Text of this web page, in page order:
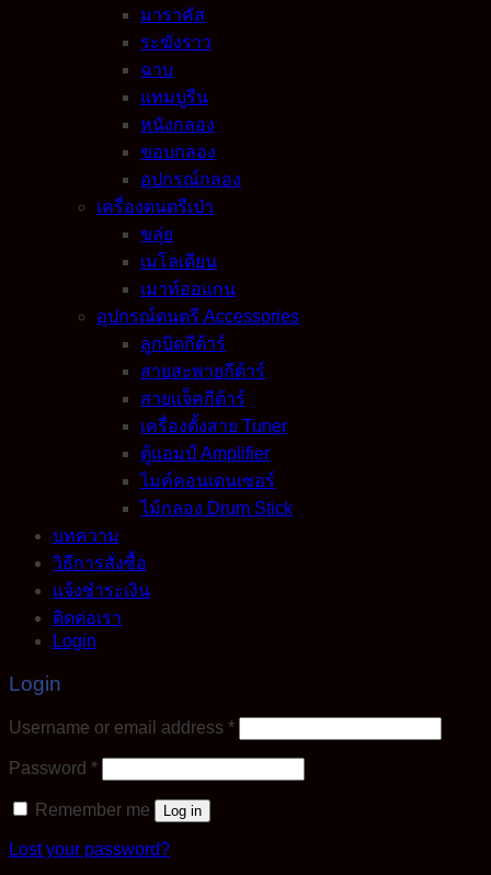
มาราคัส
ระฆังราว
ฉาบ
แทมบูรีน
หนังกลอง
ขอบกลอง
อุปกรณ์กลอง
เครื่องดนตรีเป่า
ขลุ่ย
เมโลเดียน
เมาท์ออแกน
อุปกรณ์ดนตรี Accessories
ลูกบิดกีต้าร์
สายสะพายกีต้าร์
สายแจ็คกีต้าร์
เครื่องตั้งสาย Tuner
ตู้แอมป์ Amplifier
ไมค์คอนเดนเซอร์
ไม้กลอง Drum Stick
บทความ
วิธีการสั่งซื้อ
แจ้งชำระเงิน
ติดต่อเรา
Login
Login
Username or email address *Required
Password *Required
Remember me Log in
Lost your password?